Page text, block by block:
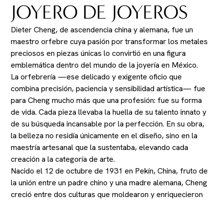
JOYERO DE JOYEROS
Dieter Cheng, de ascendencia china y alemana, fue un
maestro orfebre cuya pasión por transformar los metales
preciosos en piezas únicas lo convirtió en una figura
emblemática dentro del mundo de la joyería en México.
La orfebrería —ese delicado y exigente oficio que
combina precisión, paciencia y sensibilidad artística— fue
para Cheng mucho más que una profesión: fue su forma
de vida. Cada pieza llevaba la huella de su talento innato y
de su búsqueda incansable por la perfección. En su obra,
la belleza no residía únicamente en el diseño, sino en la
maestría artesanal que la sustentaba, elevando cada
creación a la categoría de arte.
Nacido el 12 de octubre de 1931 en Pekín, China, fruto de
la unión entre un padre chino y una madre alemana, Cheng
creció entre dos culturas que moldearon y enriquecieron